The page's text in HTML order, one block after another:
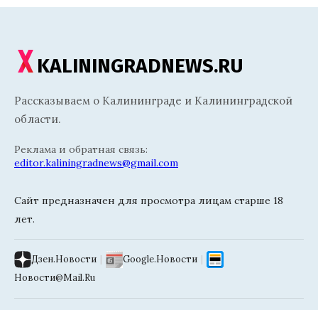
KALININGRADNEWS.RU
Рассказываем о Калининграде и Калининградской
области.
Реклама и обратная связь:
editor.kaliningradnews@gmail.com
Сайт предназначен для просмотра лицам старше 18
лет.
Дзен.Новости | Google.Новости |
Новости@Mail.Ru